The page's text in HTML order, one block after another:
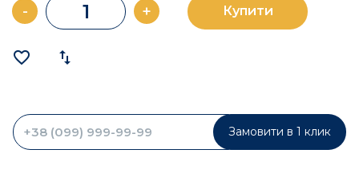
- + Купити
favorite_border import_export
Замовити в 1 клик